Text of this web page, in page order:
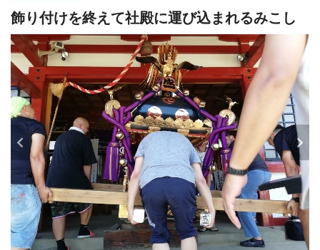
飾り付けを終えて社殿に運び込まれるみこし